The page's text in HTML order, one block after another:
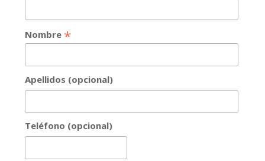
Nombre *
Apellidos (opcional)
Teléfono (opcional)